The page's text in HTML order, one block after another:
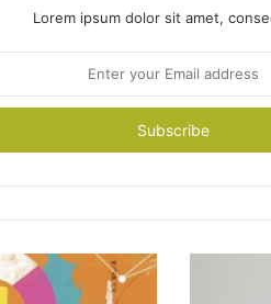
Lorem ipsum dolor sit amet,